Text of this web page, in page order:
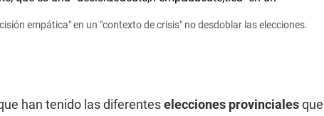
empática" en un "contexto de crisis" no desdoblar las elecciones.
han tenido las diferenteselecciones provincialesque